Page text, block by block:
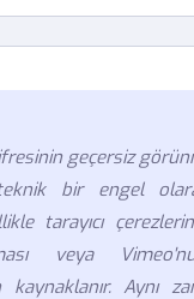
geçersiz
bir engel
tarayıcı
veya
Aynı